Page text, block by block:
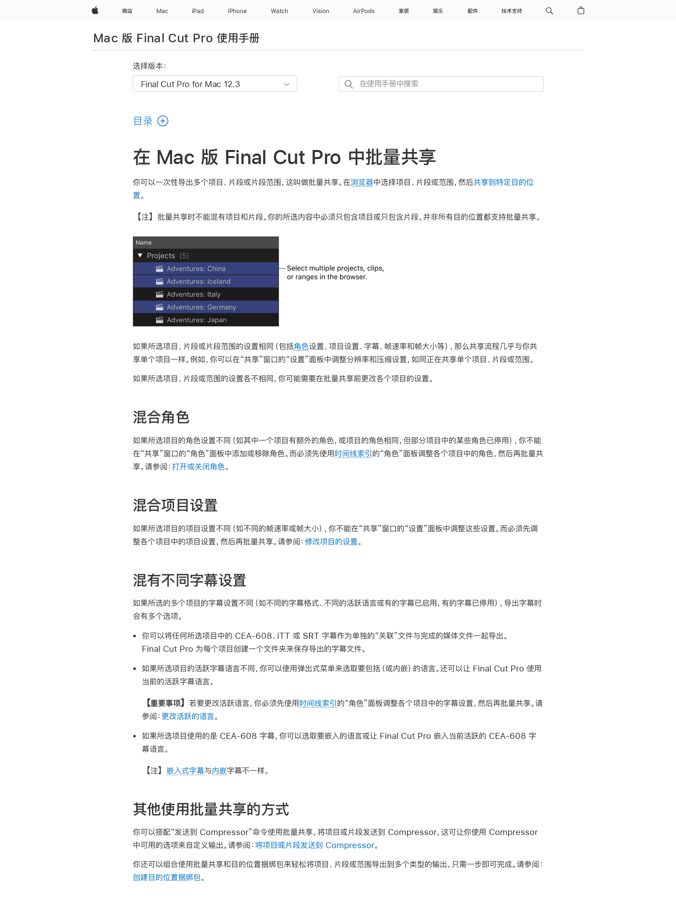
Apple 商店 Mac iPad iPhone Watch Vision AirPods 家居 娱乐 配件 技术支持
Mac 版 Final Cut Pro 使用手册
选择版本：
在
搜
目录
在 Mac 版 Final Cut Pro 中批量共享
你可以一次性导出多个项目、片段或片段范围，这叫做批量共享。在浏览器中选择项目、片段或范围，然后共享到特定目的位
置。
【注】 批量共享时不能混有项目和片段。你的所选内容中必须只包含项目或只包含片段。并非所有目的位置都支持批量共享。
如果所选项目、片段或片段范围的设置相同（包括角色设置、项目设置、字幕、帧速率和帧大小等），那么共享流程几乎与你共
享单个项目一样。例如，你可以在“共享”窗口的“设置”面板中调整分辨率和压缩设置，如同正在共享单个项目、片段或范围。
如果所选项目、片段或范围的设置各不相同，你可能需要在批量共享前更改各个项目的设置。
混合角色
如果所选项目的角色设置不同（如其中一个项目有额外的角色，或项目的角色相同，但部分项目中的某些角色已停用），你不能
在“共享”窗口的“角色”面板中添加或移除角色。而必须先使用时间线索引 的“角色”面板调整各个项目中的角色，然后再批量共
享。请参阅： 打开或关闭角色。
混合项目设置
如果所选项目的项目设置不同（如不同的帧速率或帧大小），你不能在“共享”窗口的“设置”面板中调整这些设置。而必须先调
整各个项目中的项目设置，然后再批量共享。请参阅： 修改项目的设置。
混有不同字幕设置
如果所选的多个项目的字幕设置不同（如不同的字幕格式、不同的活跃语言或有的字幕已启用，有的字幕已停用），导出字幕时
会有多个选项。
你可以将任何所选项目中的 CEA-608、iTT 或 SRT 字幕作为单独的“关联”文件与完成的媒体文件一起导出。
Final Cut Pro 为每个项目创建一个文件夹来保存导出的字幕文件。
如果所选项目的活跃字幕语言不同，你可以使用弹出式菜单来选取要包括（或内嵌）的语言。还可以让 Final Cut Pro 使用
当前的活跃字幕语言。
【重要事项】若要更改活跃语言，你必须先使用时间线索引 的“角色”面板调整各个项目中的字幕设置，然后再批量共享。请
参阅： 更改活跃的语言。
如果所选项目使用的是 CEA-608 字幕，你可以选取要嵌入的语言或让 Final Cut Pro 嵌入当前活跃的 CEA-608 字
幕语言。
【注】 嵌入式字幕与内嵌字幕不一样。
其他使用批量共享的方式
你可以搭配“发送到 Compressor”命令使用批量共享，将项目或片段发送到 Compressor，这可让你使用 Compressor
中可用的选项来自定义输出。请参阅： 将项目或片段发送到 Compressor。
你还可以组合使用批量共享和目的位置捆绑包来轻松将项目、片段或范围导出到多个类型的输出，只需一步即可完成。请参阅：
创建目的位置捆绑包。